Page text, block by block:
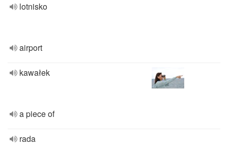
lotnisko
airport
kawałek
a piece of
rada